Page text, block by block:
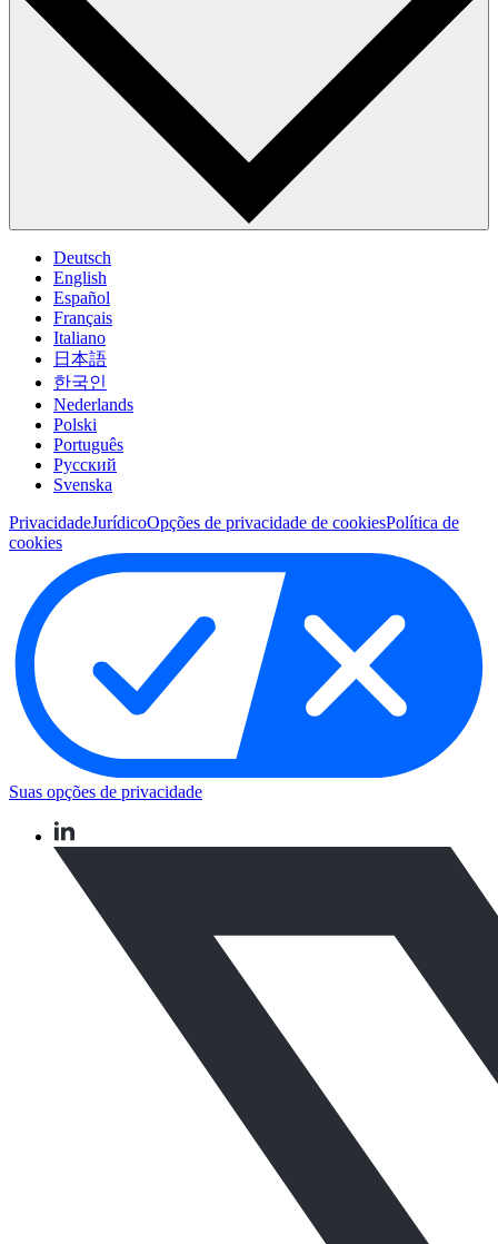
Deutsch
English
Español
Français
Italiano
日本語
한국인
Nederlands
Polski
Português
Pусский
Svenska
PrivacidadeJurídicoOpções de privacidade de cookiesPolítica de
cookies
Suas opções de privacidade